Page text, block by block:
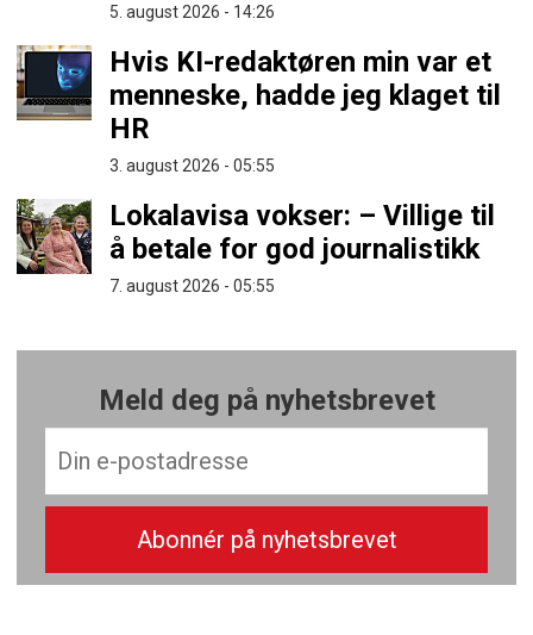
5. august 2026 - 14:26
Hvis KI-redaktøren min var et
menneske, hadde jeg klaget til
HR
3. august 2026 - 05:55
Lokalavisa vokser: – Villige til
å betale for god journalistikk
7. august 2026 - 05:55
Meld deg på nyhetsbrevet